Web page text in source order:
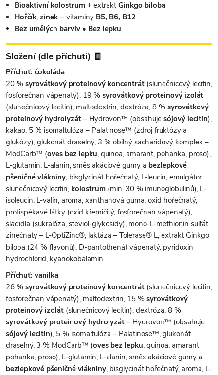
Bioaktivní kolostrum + extrakt Ginkgo biloba
Hořčík, zinek + vitaminy B5, B6, B12
Bez umělých barviv • Bez lepku
Složení (dle příchuti) 🧾
Příchuť: čokoláda
20 % syrovátkový proteinový koncentrát (slunečnicový lecitin,
fosforečnan vápenatý), 19 % syrovátkový proteinový izolát
(slunečnicový lecitin), maltodextrin, dextróza, 8 % syrovátkový
proteinový hydrolyzát – Hydrovon™ (obsahuje sójový lecitin),
kakao, 5 % isomaltulóza – Palatinose™ (zdroj fruktózy a
glukózy), glukonát draselný, 3 % obilný sacharidový komplex –
ModCarb™ (oves bez lepku, quinoa, amarant, pohanka, proso),
L-glutamin, L-alanin, směs akáciové gumy a bezlepkové
pšeničné vlákniny, bisglycinát hořečnatý, L-leucin, emulgátor
slunečnicový lecitin, kolostrum (min. 30 % imunoglobulinů), L-
isoleucin, L-valin, aroma, xanthanová guma, oxid hořečnatý,
protispékavé látky (oxid křemičitý, fosforečnan vápenatý),
sladidla (sukralóza, steviol-glykosidy), mono-L-methionin sulfát
zinečnatý – L-OptiZinc®, laktáza – Tolerase® L, extrakt Ginkgo
biloba (24 % flavonů), D-pantothenát vápenatý, pyridoxin
hydrochlorid, kyanokobalamin.
Příchuť: vanilka
26 % syrovátkový proteinový koncentrát (slunečnicový lecitin,
fosforečnan vápenatý), maltodextrin, 15 % syrovátkový
proteinový izolát (slunečnicový lecitin), dextróza, 8 %
syrovátkový proteinový hydrolyzát – Hydrovon™ (obsahuje
sójový lecitin), 5 % isomaltulóza – Palatinose™, glukonát
draselný, 3 % ModCarb™ (oves bez lepku, quinoa, amarant,
pohanka, proso), L-glutamin, L-alanin, směs akáciové gumy a
bezlepkové pšeničné vlákniny, bisglycinát hořečnatý, aroma, L-